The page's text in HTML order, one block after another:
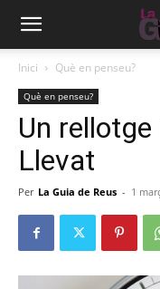
Inici Què en penseu?
Què en penseu?
Un
Llevat
Per La Guia de Reus - 1